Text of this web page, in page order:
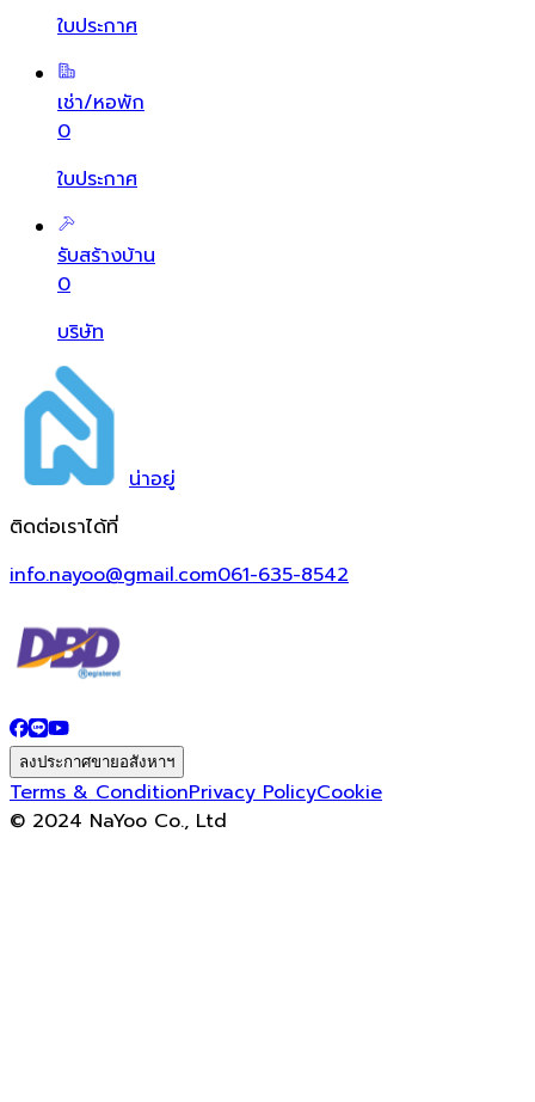
ใบประกาศ
เช่า/หอพัก
0
ใบประกาศ
รับสร้างบ้าน
0
บริษัท
น่าอยู่
ติดต่อเราได้ที่
info.nayoo@gmail.com061-635-8542
ลงประกาศขายอสังหาฯ
Terms & ConditionPrivacy PolicyCookie
© 2024 NaYoo Co., Ltd